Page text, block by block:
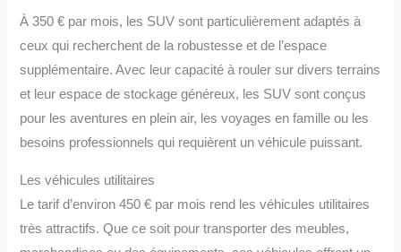
À 350 € par mois, les SUV sont particulièrement adaptés à
ceux qui recherchent de la robustesse et de l’espace
supplémentaire. Avec leur capacité à rouler sur divers terrains
et leur espace de stockage généreux, les SUV sont conçus
pour les aventures en plein air, les voyages en famille ou les
besoins professionnels qui requièrent un véhicule puissant.
Les véhicules utilitaires
Le tarif d’environ 450 € par mois rend les véhicules utilitaires
très attractifs. Que ce soit pour transporter des meubles,